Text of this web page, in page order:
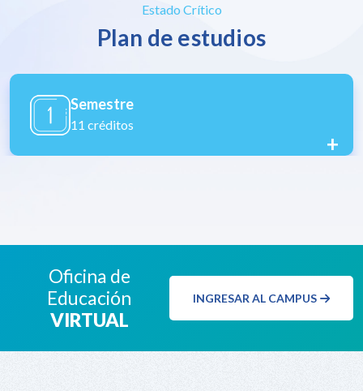
Estado Crítico
Plan de estudios
Semestre
11 créditos
+
Oficina de
Educación
VIRTUAL
INGRESAR AL CAMPUS